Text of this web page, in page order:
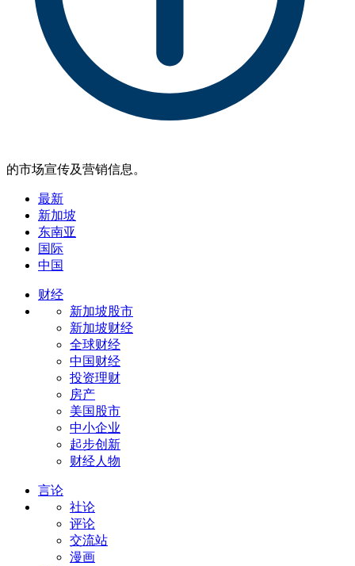
的市场宣传及营销信息。
最新
新加坡
东南亚
国际
中国
财经
新加坡股市
新加坡财经
全球财经
中国财经
投资理财
房产
美国股市
中小企业
起步创新
财经人物
言论
社论
评论
交流站
漫画